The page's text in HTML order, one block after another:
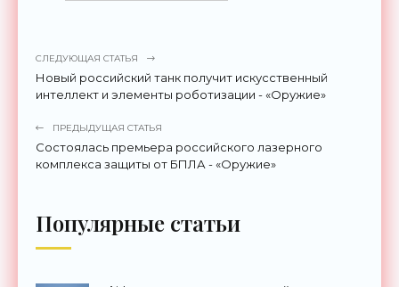
СЛЕДУЮЩАЯ СТАТЬЯ
Новый российский танк получит искусственный
интеллект и элементы роботизации - «Оружие»
ПРЕДЫДУЩАЯ СТАТЬЯ
Состоялась премьера российского лазерного
комплекса защиты от БПЛА - «Оружие»
Популярные статьи